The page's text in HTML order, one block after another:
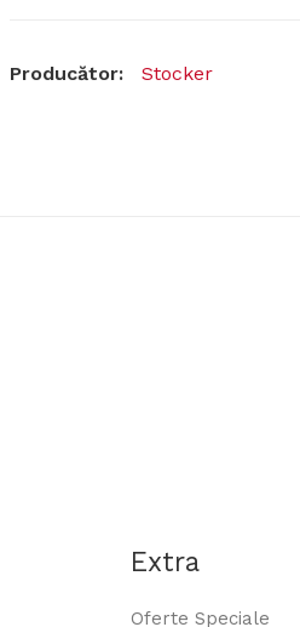
Producător:
Stocker
Extra
Oferte Speciale